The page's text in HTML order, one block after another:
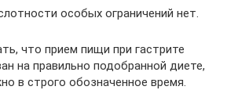
особых ограничений нет.
что прием пищи при гастрите
на правильно подобранной диете,
в строго обозначенное время.